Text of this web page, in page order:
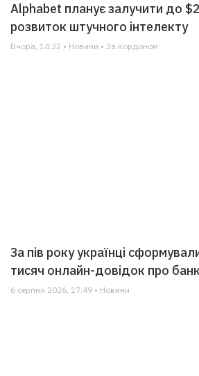
Alphabet планує залучити до
розвиток штучного інтелекту
Вчора, 14:32 • Новини • За кордоном
За пів року українці
тисяч онлайн-довідок про
6 серпня 2026, 17:49 • Новини